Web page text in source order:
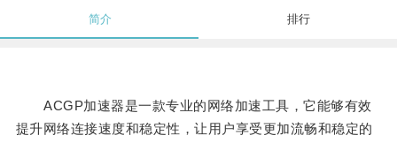
简介 排行
ACGP加速器是一款专业的网络加速工具，它能够有效
提升网络连接速度和稳定性，让用户享受更加流畅和稳定的